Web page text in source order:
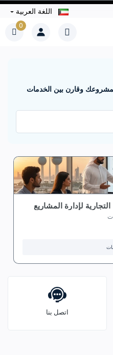
اللغة العربية
0
وقارن بين الخدمات
لإدارة المشاريع
اتصل بنا